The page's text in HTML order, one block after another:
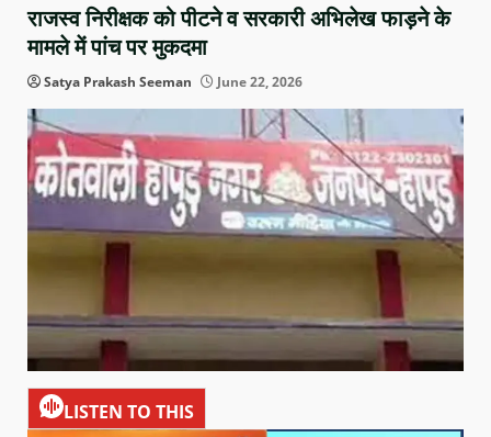
राजस्व निरीक्षक को पीटने व सरकारी अभिलेख फाड़ने के
मामले में पांच पर मुकदमा
Satya Prakash Seeman June 22, 2026
LISTEN TO THIS